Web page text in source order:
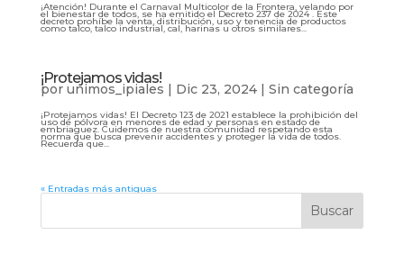
¡Atención! Durante el Carnaval Multicolor de la Frontera, velando por
el bienestar de todos, se ha emitido el Decreto 237 de 2024 . Este
decreto prohíbe la venta, distribución, uso y tenencia de productos
como talco, talco industrial, cal, harinas u otros similares...
¡Protejamos vidas!
por unimos_ipiales | Dic 23, 2024| Sin categoría
¡Protejamos vidas! El Decreto 123 de 2021 establece la prohibición del
uso de pólvora en menores de edad y personas en estado de
embriaguez. Cuidemos de nuestra comunidad respetando esta
norma que busca prevenir accidentes y proteger la vida de todos.
Recuerda que...
« Entradas más antiguas
Buscar